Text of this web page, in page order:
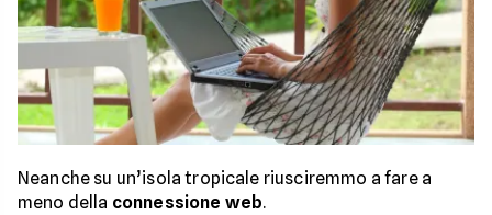
Neanche su un’isola tropicale riusciremmo a fare a
meno della connessione web.